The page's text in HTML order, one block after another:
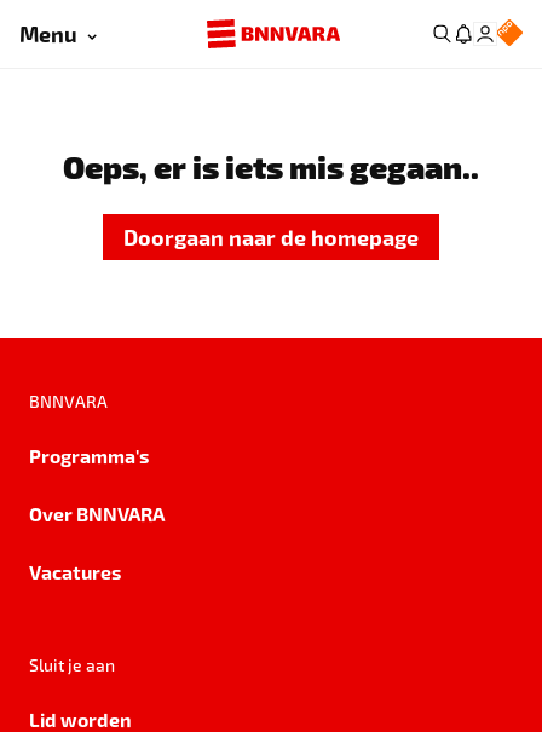
Menu
Oeps, er is iets mis gegaan..
Doorgaan naar de homepage
BNNVARA
Programma's
Over BNNVARA
Vacatures
Sluit je aan
Lid worden